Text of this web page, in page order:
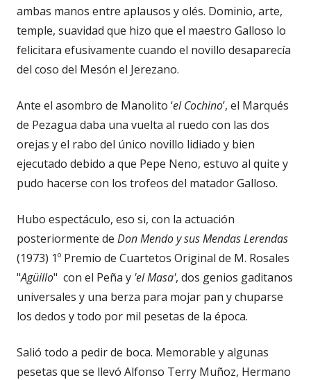
ambas manos entre aplausos y olés. Dominio, arte,
temple, suavidad que hizo que el maestro Galloso lo
felicitara efusivamente cuando el novillo desaparecía
del coso del Mesón el Jerezano.
Ante el asombro de Manolito ‘el Cochino’, el Marqués
de Pezagua daba una vuelta al ruedo con las dos
orejas y el rabo del único novillo lidiado y bien
ejecutado debido a que Pepe Neno, estuvo al quite y
pudo hacerse con los trofeos del matador Galloso.
Hubo espectáculo, eso si, con la actuación
posteriormente de Don Mendo y sus Mendas Lerendas
(1973) 1º Premio de Cuartetos Original de M. Rosales
"Agüillo" con el Peña y 'el Masa', dos genios gaditanos
universales y una berza para mojar pan y chuparse
los dedos y todo por mil pesetas de la época.
Salió todo a pedir de boca. Memorable y algunas
pesetas que se llevó Alfonso Terry Muñoz, Hermano